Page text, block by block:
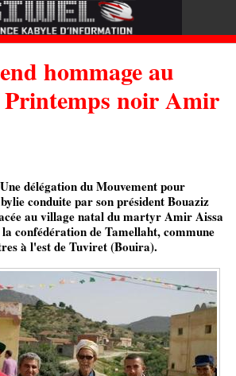
hommage au
noir Amir
délégation du Mouvement pour
conduite par son président Bouaziz
au village natal du martyr Amir Aissa
la confédération de Tamellaht, commune
à l'est de Tuviret (Bouira).